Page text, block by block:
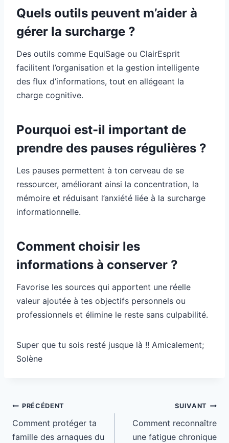
Quels outils peuvent m’aider à
gérer la surcharge ?
Des outils comme EquiSage ou ClairEsprit
facilitent l’organisation et la gestion intelligente
des flux d’informations, tout en allégeant la
charge cognitive.
Pourquoi est-il important de
prendre des pauses régulières ?
Les pauses permettent à ton cerveau de se
ressourcer, améliorant ainsi la concentration, la
mémoire et réduisant l’anxiété liée à la surcharge
informationnelle.
Comment choisir les
informations à conserver ?
Favorise les sources qui apportent une réelle
valeur ajoutée à tes objectifs personnels ou
professionnels et élimine le reste sans culpabilité.
Super que tu sois resté jusque là !! Amicalement;
Solène
Navigation
de
l’article
PRÉCÉDENT
Comment protéger ta
famille des arnaques du
SUIVANT
Comment reconnaître
une fatigue chronique